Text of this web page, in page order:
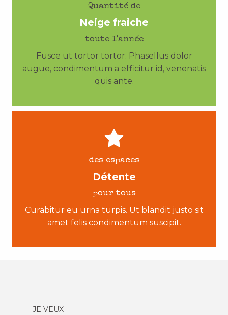
Quantité de
Neige fraiche
toute l'année
Fusce ut tortor tortor. Phasellus dolor
augue, condimentum a efficitur id, venenatis
quis ante.
des espaces
Détente
pour tous
Curabitur eu urna turpis. Ut blandit justo sit
amet felis condimentum suscipit.
JE VEUX